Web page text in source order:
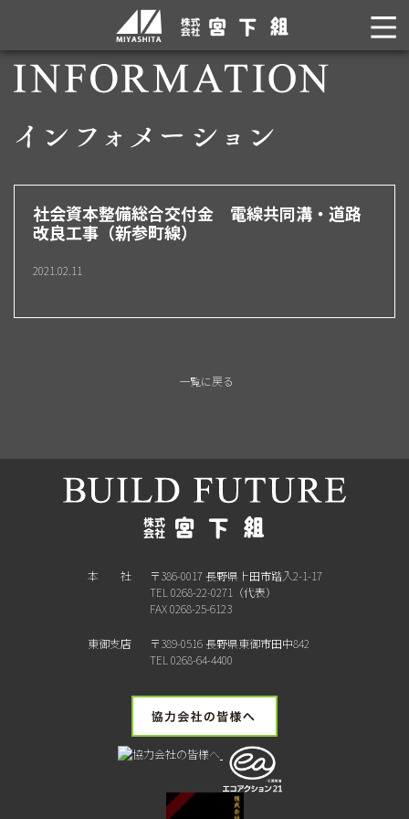
社会資本整備総合交付金 電線共同溝・道路
改良工事（新参町線）
2021.02.11
一覧に戻る
本 社
〒386-0017 長野県上田市踏入2-1-17
TEL 0268-22-0271（代表）
FAX 0268-25-6123
東御支店
〒389-0516 長野県東御市田中842
TEL 0268-64-4400